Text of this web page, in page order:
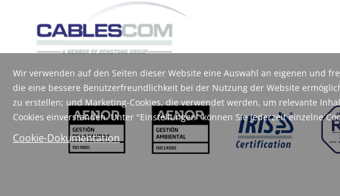
Wir verwenden auf den Seiten dieser Website eine Auswahl an eigenen und
die eine bessere Benutzerfreundlichkeit bei der Nutzung der Website
zu erstellen; und Marketing-Cookies, die verwendet werden, um relevante
Cookies einverstanden. Unter "Einstellungen" können Sie jederzeit einzelne
Cookie-Dokumentation